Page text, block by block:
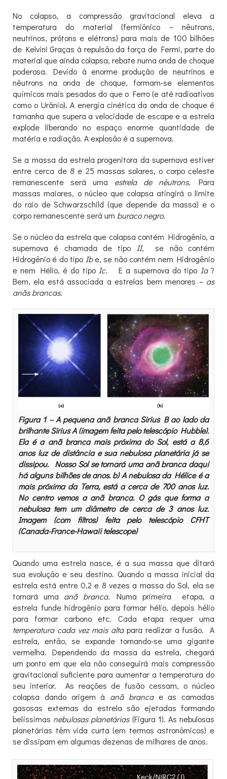
No colapso, a compressão gravitacional eleva a
temperatura do material (fermiônico – nêutrons,
neutrinos, prótons e elétrons) para mais de 100 bilhões
de Kelvin! Graças à repulsão da força de Fermi, parte do
material que ainda colapsa, rebate numa onda de choque
poderosa. Devido à enorme produção de neutrinos e
nêutrons na onda de choque, formam-se elementos
químicos mais pesados do que o Ferro (e até radioativos
como o Urânio). A energia cinética da onda de choque é
tamanha que supera a velocidade de escape e a estrela
explode liberando no espaço enorme quantidade de
matéria e radiação. A explosão é a supernova.
Se a massa da estrela progenitora da supernova estiver
entre cerca de 8 e 25 massas solares, o corpo celeste
remanescente será uma estrela de nêutrons. Para
massas maiores, o núcleo que colapsa atingirá o limite
do raio de Schwarzschild (que depende da massa) e o
corpo remanescente será um buraco negro.
Se o núcleo da estrela que colapsa contém Hidrogênio, a
supernova é chamada de tipo
II, se não contém
Hidrogênio é do tipo Ibe, se não contém nem Hidrogênio
e nem Hélio, é do tipo Ic. E a supernova do tipo Ia?
Bem, ela está associada a estrelas bem menores – as
anãs brancas.
Figura 1 – A pequena anã branca Sirius B ao lado da
brilhante Sirius A (imagem feita pelo telescópio Hubble).
Ela é a anã branca mais próxima do Sol, está a 8,6
anos luz de distância e sua nebulosa planetária já se
dissipou. Nosso Sol se tornará uma anã branca daqui
há alguns bilhões de anos. b) A nebulosa da Hélice é a
mais próxima da Terra, está a cerca de 700 anos luz.
No centro vemos a anã branca. O gás que forma a
nebulosa tem um diâmetro de cerca de 3 anos luz.
Imagem (com filtros) feita pelo telescópio CFHT
(Canada-France-Hawaii telescope)
Quando uma estrela nasce, é a sua massa que ditará
sua evolução e seu destino. Quando a massa inicial da
estrela está entre 0,2 e 8 vezes a massa do Sol, ela se
tornará uma anã branca. Numa primeira etapa, a
estrela funde hidrogênio para formar hélio, depois hélio
para formar carbono etc. Cada etapa requer uma
temperatura cada vez mais altapara realizar a fusão. A
estrela, então, se expande tornando-se uma gigante
vermelha. Dependendo da massa da estrela, chegará
um ponto em que ela não conseguirá mais compressão
gravitacional suficiente para aumentar a temperatura do
seu interior. As reações de fusão cessam, o núcleo
colapsa dando origem à anã branca e as camadas
gasosas externas da estrela são ejetadas formando
belíssimas nebulosas planetárias(Figura 1). As nebulosas
planetárias têm vida curta (em termos astronômicos) e
se dissipam em algumas dezenas de milhares de anos.